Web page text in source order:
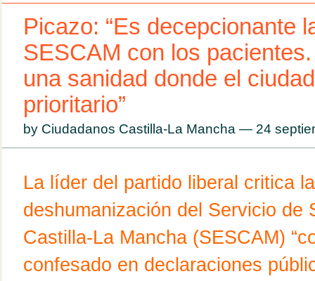
Picazo: “Es decepcionante
SESCAM con los
una sanidad donde el
prioritario”
by Ciudadanos Castilla-La Mancha — 24
La líder del partido liberal critica la
deshumanización del Servicio de
Castilla-La Mancha (SESCAM)
confesado en declaraciones